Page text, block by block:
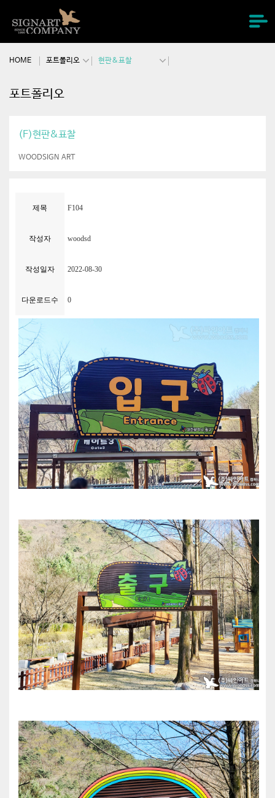
HOME 포트폴리오 현판&표찰
포트폴리오
(F)현판&표찰
WOODSIGN ART
제목 F104
작성자 woodsd
작성일자 2022-08-30
다운로드수 0